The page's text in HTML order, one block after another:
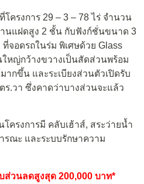
โครงการ 29 – 3 – 78 ไร่ จำนวน
นแฝดสูง 2 ชั้น กับฟังก์ชั่นขนาด 3
จอดรถในร่ม พิเศษด้วย Glass
หญ่กว้างขวางเป็นสัดส่วนพร้อม
ากขึ้น และระเบียงส่วนตัวเปิดรับ
ร.วา ซึ่งคาดว่าบางส่วนจะแล้ว
โครงการมี คลับเฮ้าส์, สระว่ายน้ำ
รณะ และระบบรักษาความ
ส่วนลดสูงสุด 200,000 บาท*